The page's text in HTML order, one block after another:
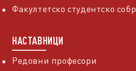
Факултетско студентско
НАСТАВНИЦИ
Редовни професори